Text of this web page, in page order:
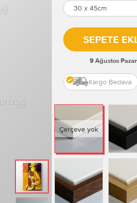
30 x 45cm
SEPETE
9 Ağustos Pazar
Kargo Bedava
Çerçeve yok